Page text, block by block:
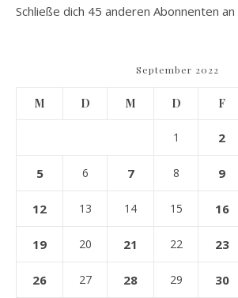
Schließe dich 45 anderen Abonnenten an
September 2022
M D M D F
1 2
5 6 7 8 9
12 13 14 15 16
19 20 21 22 23
26 27 28 29 30